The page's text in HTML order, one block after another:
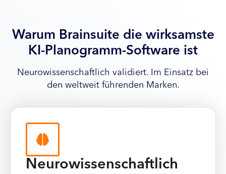
Warum Brainsuite die wirksamste
KI-Planogramm-Software ist
Neurowissenschaftlich validiert. Im Einsatz bei
den weltweit führenden Marken.
Neurowissenschaftlich